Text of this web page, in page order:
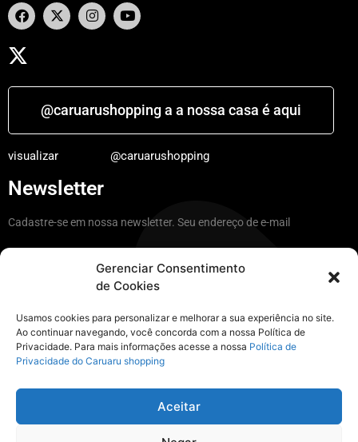
Gerenciar Consentimento
de Cookies
Usamos cookies para personalizar e melhorar a sua experiência no site.
Ao continuar navegando, você concorda com a nossa Política de
Privacidade. Para mais informações acesse a nossa Política de
Privacidade do Caruaru shopping
Aceitar
@caruarushopping a a nossa casa é aqui
visualizar @caruarushopping
Newsletter
Cadastre-se em nossa newsletter. Seu endereço de e-mail
Ficar por dentro
Instagram
@caruarushopping a nossa casa é aqui